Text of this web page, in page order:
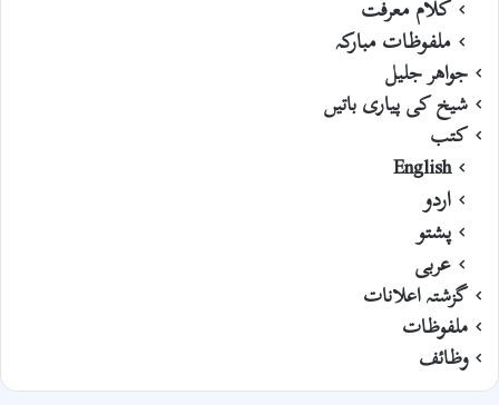
ملفوظات مبارکہ
جواھر جلیل
شیخ کی پیاری باتیں
کتب
English
اردو
پشتو
عربی
گزشتہ اعلانات
ملفوظات
وظائف